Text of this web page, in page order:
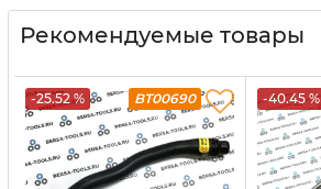
Рекомендуемые товары
-25.52 % BT00690 -40.45 %